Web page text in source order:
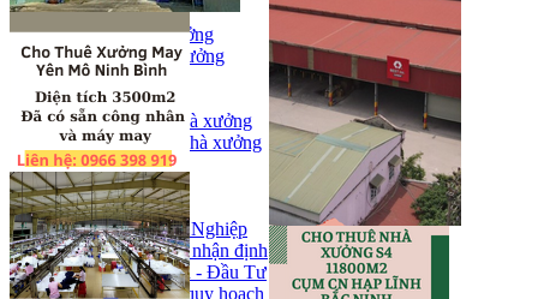
Trang chủ
Bán kho, nhà xưởng
Bán kho xưởng
Kho
Mặt bằng
Cho thuê kho, nhà xưởng
Cho thuê nhà xưởng
Kho
Mặt bằng
Tin tức
Khu Công Nghiệp
Phân tích - nhận định
Chính sách - Đầu Tư
Thông tin quy hoạch